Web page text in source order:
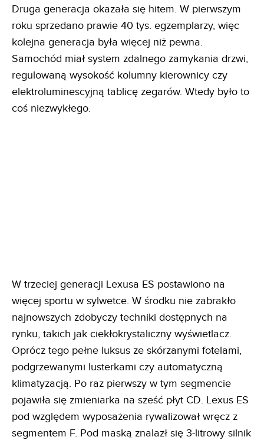
Druga generacja okazała się hitem. W pierwszym
roku sprzedano prawie 40 tys. egzemplarzy, więc
kolejna generacja była więcej niż pewna.
Samochód miał system zdalnego zamykania drzwi,
regulowaną wysokość kolumny kierownicy czy
elektroluminescyjną tablicę zegarów. Wtedy było to
coś niezwykłego.
W trzeciej generacji Lexusa ES postawiono na
więcej sportu w sylwetce. W środku nie zabrakło
najnowszych zdobyczy techniki dostępnych na
rynku, takich jak ciekłokrystaliczny wyświetlacz.
Oprócz tego pełne luksus ze skórzanymi fotelami,
podgrzewanymi lusterkami czy automatyczną
klimatyzacją. Po raz pierwszy w tym segmencie
pojawiła się zmieniarka na sześć płyt CD. Lexus ES
pod względem wyposażenia rywalizował wręcz z
segmentem F. Pod maską znalazł się 3-litrowy silnik